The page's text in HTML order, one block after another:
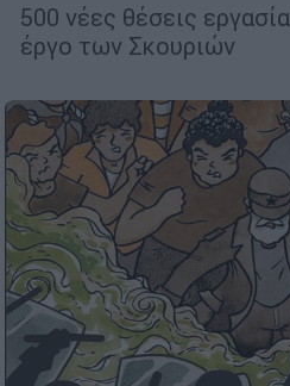
500 νέες θέσεις
έργο των Σκουριών